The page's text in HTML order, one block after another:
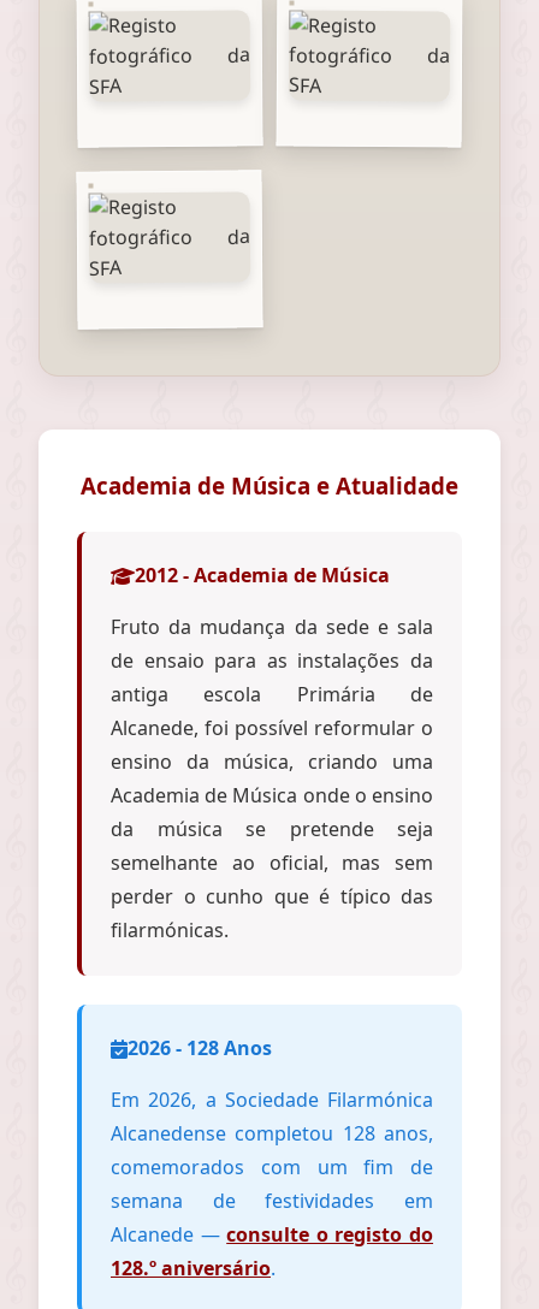
Academia de Música e Atualidade
2012 - Academia de Música
Fruto da mudança da sede e sala
de ensaio para as instalações da
antiga escola Primária de
Alcanede, foi possível reformular o
ensino da música, criando uma
Academia de Música onde o ensino
da música se pretende seja
semelhante ao oficial, mas sem
perder o cunho que é típico das
filarmónicas.
2026 - 128 Anos
Em 2026, a Sociedade Filarmónica
Alcanedense completou 128 anos,
comemorados com um fim de
semana de festividades em
Alcanede —consulte o registo do
128.º aniversário.